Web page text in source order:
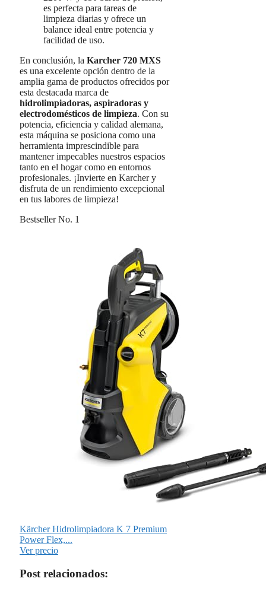
es perfecta para tareas de
limpieza diarias y ofrece un
balance ideal entre potencia y
facilidad de uso.
En conclusión, la Karcher 720 MXS
es una excelente opción dentro de la
amplia gama de productos ofrecidos por
esta destacada marca de
hidrolimpiadoras, aspiradoras y
electrodomésticos de limpieza. Con su
potencia, eficiencia y calidad alemana,
esta máquina se posiciona como una
herramienta imprescindible para
mantener impecables nuestros espacios
tanto en el hogar como en entornos
profesionales. ¡Invierte en Karcher y
disfruta de un rendimiento excepcional
en tus labores de limpieza!
Bestseller No. 1
Kärcher Hidrolimpiadora K 7 Premium
Power Flex,...
Ver precio
Post relacionados: